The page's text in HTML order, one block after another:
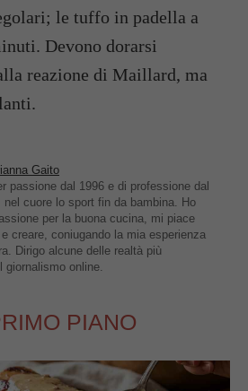
le tuffo in padella a
Devono dorarsi
reazione di Maillard, ma
Gaito
passione dal 1996 e di professione dal
nel cuore lo sport fin da bambina. Ho
per la buona cucina, mi piace
creare, coniugando la mia esperienza
Dirigo alcune delle realtà più
giornalismo online.
PIANO